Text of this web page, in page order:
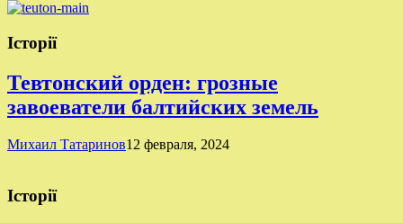
Історії
Тевтонский орден: грозные
завоеватели балтийских земель
Михаил Татаринов12 февраля, 2024
Історії